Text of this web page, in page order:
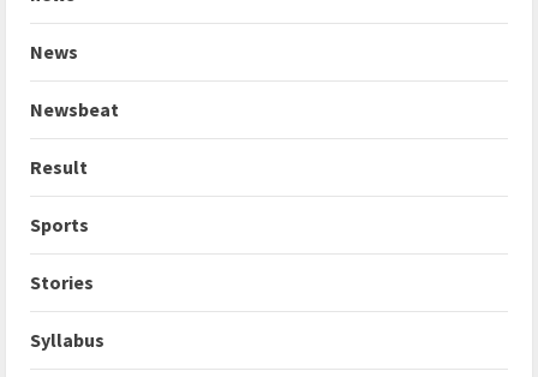
News
Newsbeat
Result
Sports
Stories
Syllabus